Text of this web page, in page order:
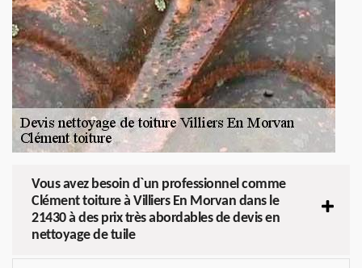
Vous avez besoin d`un professionnel comme
Clément toiture à Villiers En Morvan dans le
21430 à des prix très abordables de devis en
nettoyage de tuile